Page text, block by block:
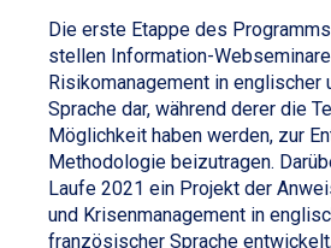
Die erste Etappe des
stellen Information-
Risikomanagement in
Sprache dar, während derer die
Möglichkeit haben werden, zur
Methodologie beizutragen.
Laufe 2021 ein Projekt der
und Krisenmanagement in
französischer Sprache